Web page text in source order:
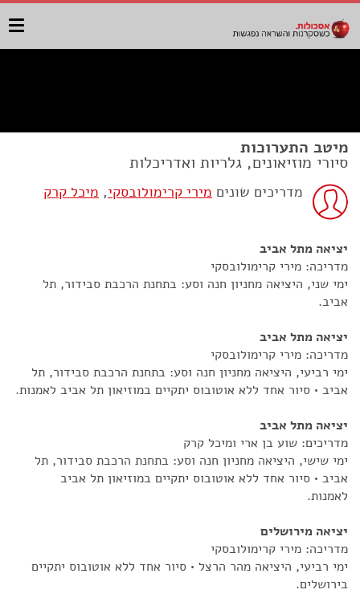
מיטב התערוכות
סיורי מוזיאונים, גלריות ואדריכלות
מדריכים שונים מירי קרימולובסקי, מיכל קרק
יציאה מתל אביב
מדריכה: מירי קרימולובסקי
ימי שני, היציאה מחניון חנה וסע: בתחנת הרכבת סבידור, תל
אביב.
יציאה מתל אביב
מדריכה: מירי קרימולובסקי
ימי רביעי, היציאה מחניון חנה וסע: בתחנת הרכבת סבידור, תל
אביב • סיור אחד ללא אוטובוס יתקיים במוזיאון תל אביב לאמנות.
יציאה מתל אביב
מדריכים: שוע בן ארי ומיכל קרק
ימי שישי, היציאה מחניון חנה וסע: בתחנת הרכבת סבידור, תל
אביב • סיור אחד ללא אוטובוס יתקיים במוזיאון תל אביב
לאמנות.
יציאה מירושלים
מדריכה: מירי קרימולובסקי
ימי רביעי, היציאה מהר הרצל • סיור אחד ללא אוטובוס יתקיים
בירושלים.​​